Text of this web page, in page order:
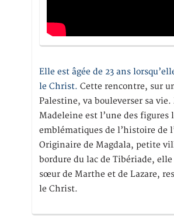
Elle est âgée de 23 ans
le Christ. Cette rencontre, sur
Palestine, va bouleverser sa
Madeleine est l’une des figures
emblématiques de l’histoire de
Originaire de Magdala, petite
bordure du lac de Tibériade,
sœur de Marthe et de Lazare,
le Christ.